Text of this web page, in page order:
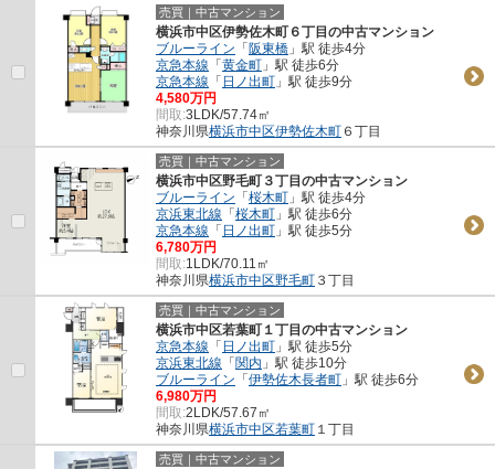
売買｜中古マンション
横浜市中区伊勢佐木町６丁目の中古マンション
ブルーライン 「阪東橋 」駅 徒歩4分
京急本線 「黄金町 」駅 徒歩6分
京急本線 「 日ノ出町 」駅 徒歩9分
4,580万円
間取:3LDK/57.74㎡
神奈川県横浜市中区伊勢佐木町 ６丁目
売買｜中古マンション
横浜市中区野毛町３丁目の中古マンション
ブルーライン 「桜木町 」駅 徒歩4分
京浜東北線 「桜木町 」駅 徒歩6分
京急本線 「 日ノ出町 」駅 徒歩5分
6,780万円
間取:1LDK/70.11㎡
神奈川県横浜市中区野毛町 ３丁目
売買｜中古マンション
横浜市中区若葉町１丁目の中古マンション
京急本線 「 日ノ出町 」駅 徒歩5分
京浜東北線 「関内 」駅 徒歩10分
ブルーライン 「伊勢佐木長者町 」駅 徒歩6分
6,980万円
間取:2LDK/57.67㎡
神奈川県横浜市中区若葉町 １丁目
売買｜中古マンション